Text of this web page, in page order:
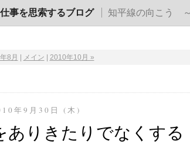
事を思索するブログ 知平線の向こう
8月 メイン 2010年10月 »
年9月30日 (木)
ありきたりでなくする